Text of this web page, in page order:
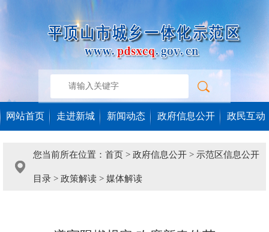
网站首页 走进新城 新闻动态 政府信息公开 政民互动
您当前所在位置： 首页 > 政府信息公开 > 示范区信息公开
目录 > 政策解读 > 媒体解读